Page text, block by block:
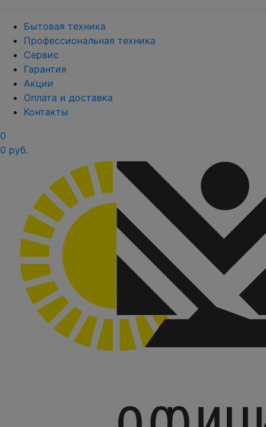
Бытовая техника
Профессиональная техника
Сервис
Гарантия
Акции
Оплата и доставка
Контакты
0
0 руб.